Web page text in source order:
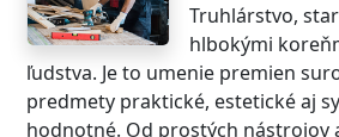
Truhlárstvo,
hlbokými
ľudstva. Je to umenie premien
predmety praktické, estetické aj
hodnotné. Od prostých nástrojov